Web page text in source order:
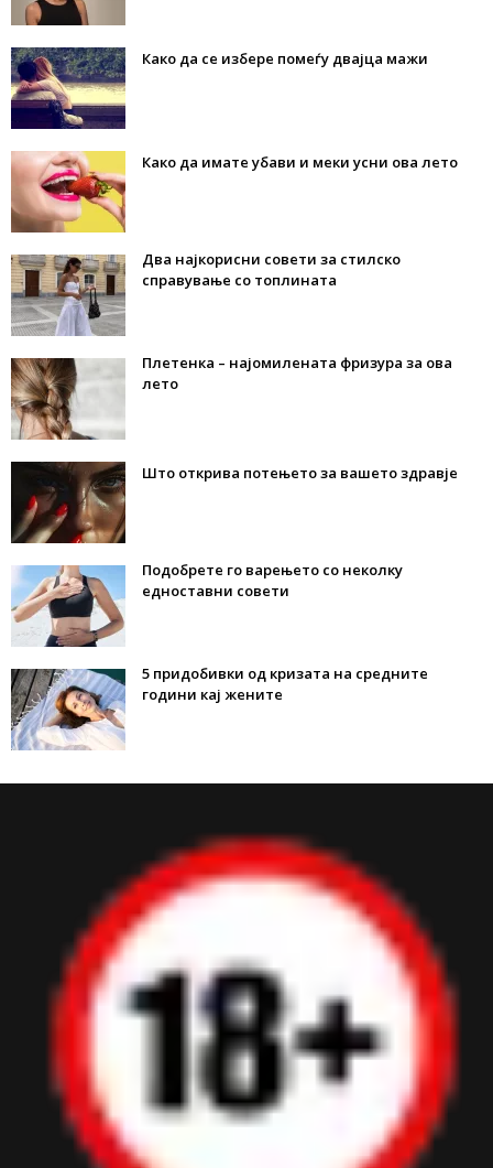
Како да се избере помеѓу двајца мажи
Како да имате убави и меки усни ова лето
Два најкорисни совети за стилско
справување со топлината
Плетенка – најомилената фризура за ова
лето
Што открива потењето за вашето здравје
Подобрете го варењето со неколку
едноставни совети
5 придобивки од кризата на средните
години кај жените